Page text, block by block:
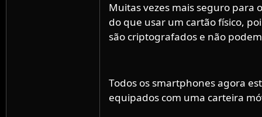
Muitas vezes mais seguro para
do que usar um cartão físico,
são criptografados e não
Todos os smartphones agora
equipados com uma carteira